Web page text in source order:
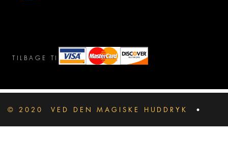
TILBAGE TIL TOPPEN
© 2020 VED DEN MAGISKE HUDDRYK •